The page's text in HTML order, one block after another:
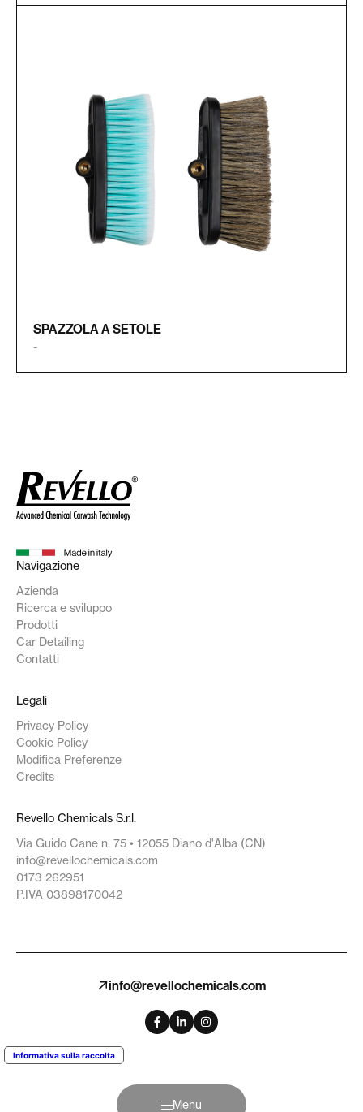
Menu
SPAZZOLA A SETOLE
-
Navigazione
Azienda
Ricerca e sviluppo
Prodotti
Car Detailing
Contatti
Legali
Privacy Policy
Cookie Policy
Modifica Preferenze
Credits
Revello Chemicals S.r.l.
Via Guido Cane n. 75 • 12055 Diano d'Alba (CN)
info@revellochemicals.com
0173 262951
P.IVA 03898170042
info@revellochemicals.com
Informativa sulla raccolta